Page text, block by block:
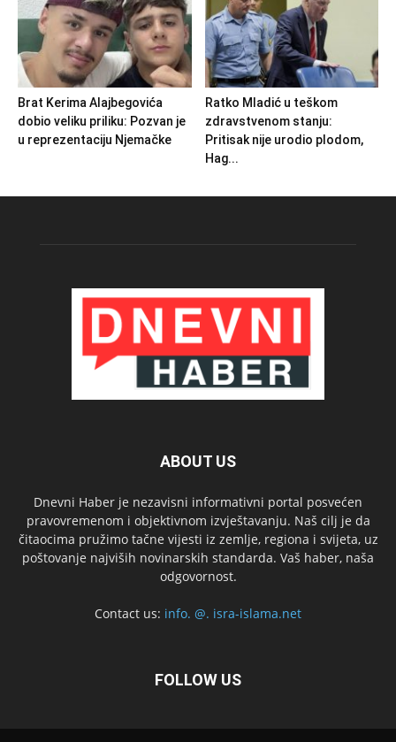
Brat Kerima Alajbegovića
dobio veliku priliku: Pozvan je
u reprezentaciju Njemačke
Ratko Mladić u teškom
zdravstvenom stanju:
Pritisak nije urodio plodom,
Hag...
ABOUT US
Dnevni Haber je nezavisni informativni portal posvećen
pravovremenom i objektivnom izvještavanju. Naš cilj je da
čitaocima pružimo tačne vijesti iz zemlje, regiona i svijeta, uz
poštovanje najviših novinarskih standarda. Vaš haber, naša
odgovornost.
Contact us: info. @. isra-islama.net
FOLLOW US